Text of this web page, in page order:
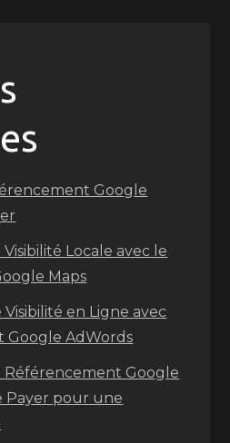
Google
Locale avec le
Maps
Visibilité en Ligne avec
Google AdWords
Référencement Google
Payer pour une